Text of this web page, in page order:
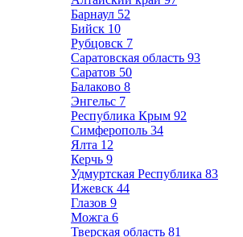
Барнаул 52
Бийск 10
Рубцовск 7
Саратовская область 93
Саратов 50
Балаково 8
Энгельс 7
Республика Крым 92
Симферополь 34
Ялта 12
Керчь 9
Удмуртская Республика 83
Ижевск 44
Глазов 9
Можга 6
Тверская область 81